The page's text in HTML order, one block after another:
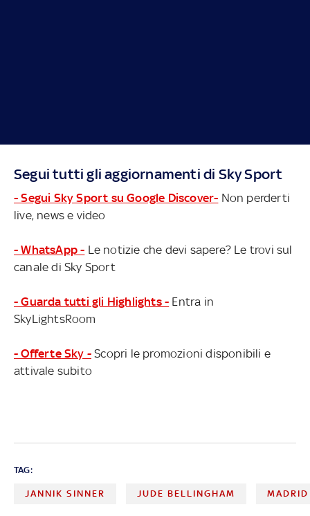
Segui tutti gli aggiornamenti di Sky Sport
- Segui Sky Sport su Google Discover- Non perderti
live, news e video
- WhatsApp - Le notizie che devi sapere? Le trovi sul
canale di Sky Sport
- Guarda tutti gli Highlights - Entra in
SkyLightsRoom
- Offerte Sky - Scopri le promozioni disponibili e
attivale subito
TAG:
JANNIK SINNER JUDE BELLINGHAM